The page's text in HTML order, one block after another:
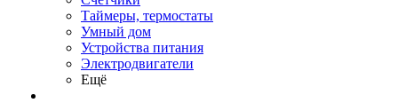
Таймеры, термостаты
Умный дом
Устройства питания
Электродвигатели
Ещё